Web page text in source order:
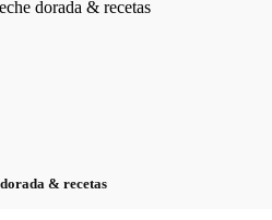
& recetas